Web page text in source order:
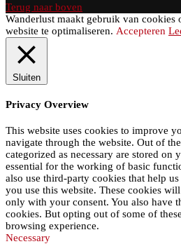
Terug naar boven
Wanderlust maakt gebruik van cookies
website te optimaliseren. Accepteren
Sluiten
Privacy Overview
This website uses cookies to improve
navigate through the website. Out of
categorized as necessary are stored on
essential for the working of basic
also use third-party cookies that help
you use this website. These cookies
only with your consent. You also have
cookies. But opting out of some of
browsing experience.
Necessary